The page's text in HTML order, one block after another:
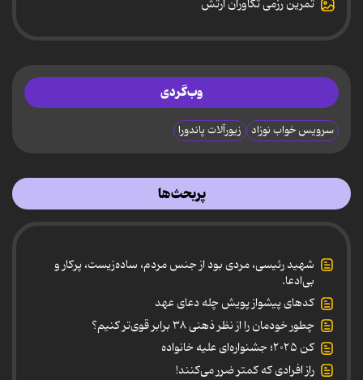
تمرین رزمی تکاوران ارتش
وب‌گردی
سرویس خواب نوزاد زیورآلات پاندورا
پربحث‌ها
شهید رئیسی، مردی بود از جنس مردم، ساده‌زیست، پرکار و
بی‌ادعا.
کدهای پیشواز پویش چله دعای عهد
چطور خودمان را از نظر ذهنی ۳۸ برابر قوی‌تر کنیم؟
کن ۲۰۲۵؛ جشنواره‌ای علیه خانواده
راز افرادی که کمتر ضرر می‌کنند!